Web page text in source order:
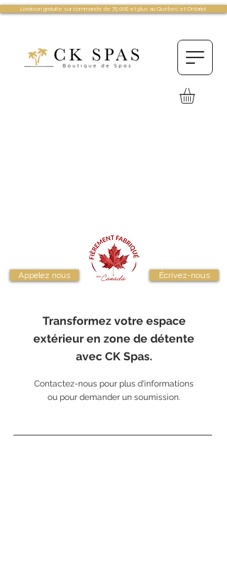
Livraison gratuite sur commande de 75.00$ et plus au Québec et Ontario!
Appelez nous Écrivez-nous
Transformez votre espace
extérieur en zone de détente
avec CK Spas.
Contactez-nous pour plus d'informations
ou pour demander un soumission.